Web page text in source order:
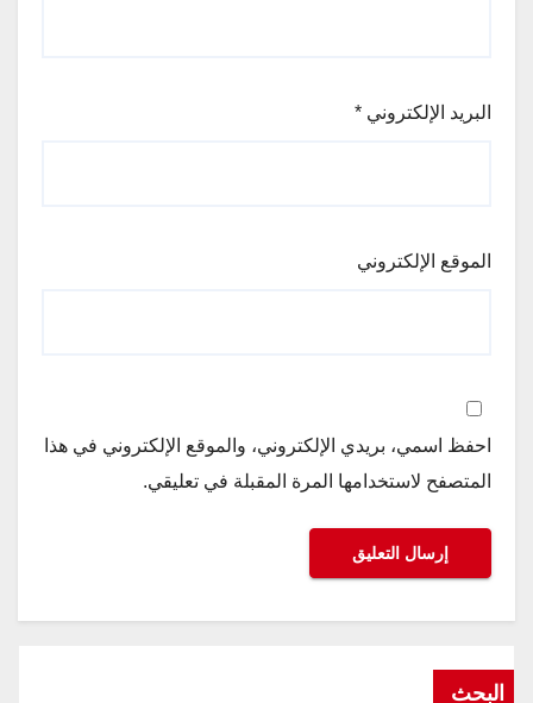
البريد الإلكتروني *
الموقع الإلكتروني
احفظ اسمي، بريدي الإلكتروني، والموقع الإلكتروني في هذا
المتصفح لاستخدامها المرة المقبلة في تعليقي.
البحث